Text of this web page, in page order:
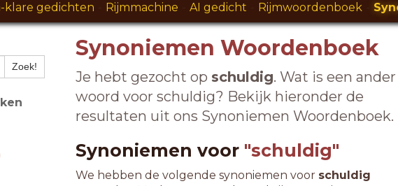
klare gedichten Rijmmachine AI gedicht Rijmwoordenboek
Synoniemen Woordenboek
Je hebt gezocht op schuldig. Wat is een ander
woord voor schuldig? Bekijk hieronder de
resultaten uit ons Synoniemen Woordenboek.
Synoniemen voor "schuldig"
We hebben de volgende synoniemen voor schuldig